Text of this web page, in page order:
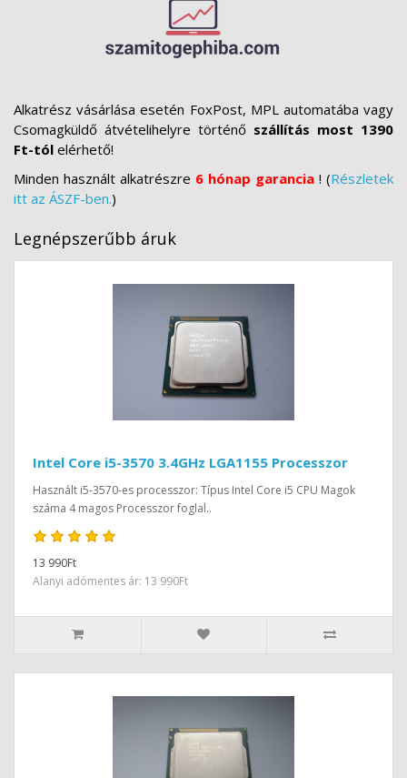
Alkatrész vásárlása esetén FoxPost, MPL automatába vagy
Csomagküldő átvételihelyre történő szállítás most 1390
Ft-tól elérhető!
Minden használt alkatrészre 6 hónap garancia ! (Részletek
itt az ÁSZF-ben.)
Legnépszerűbb áruk
Intel Core i5-3570 3.4GHz LGA1155 Processzor
Használt i5-3570-es processzor: Típus Intel Core i5 CPU Magok
száma 4 magos Processzor foglal..
13 990Ft
Alanyi adómentes ár: 13 990Ft